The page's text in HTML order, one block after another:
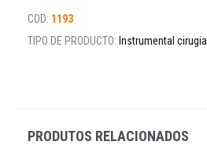
COD: 1193
TIPO DE PRODUCTO: Instrumental cirugia
PRODUTOS RELACIONADOS